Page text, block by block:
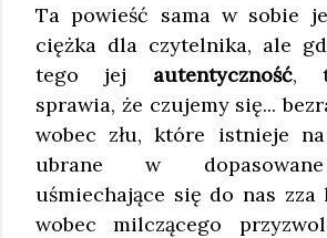
Ta powieść sama w sobie
ciężka dla czytelnika, ale
tego jej autentyczność,
sprawia, że czujemy się...
wobec złu, które istnieje
ubrane w
uśmiechające się do nas zza
wobec milczącego